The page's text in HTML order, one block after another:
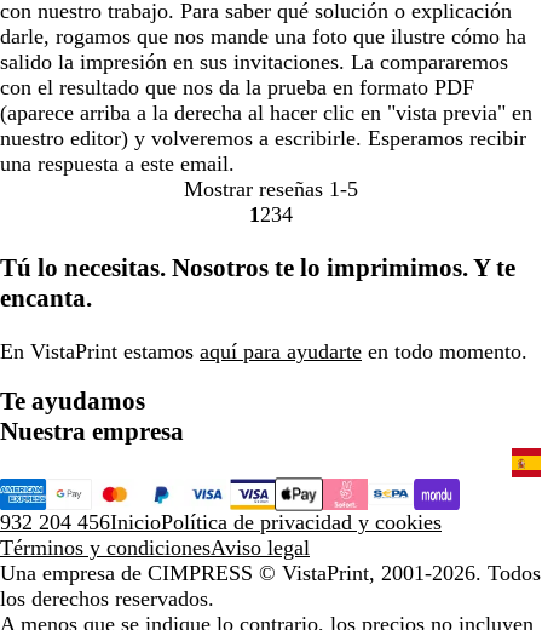
con nuestro trabajo. Para saber qué solución o explicación
darle, rogamos que nos mande una foto que ilustre cómo ha
salido la impresión en sus invitaciones. La compararemos
con el resultado que nos da la prueba en formato PDF
(aparece arriba a la derecha al hacer clic en "vista previa" en
nuestro editor) y volveremos a escribirle. Esperamos recibir
una respuesta a este email.
Mostrar reseñas 1-5
Ir
la
1 Ir
la
2 Ir
la
3Ir
la
4
Tú lo necesitas. Nosotros te lo imprimimos. Y te
encanta.
En VistaPrint estamos aquí para ayudarte en todo momento.
Te ayudamos
Nuestra empresa
932 204 456InicioPolítica de privacidad y cookies
Términos y condicionesAviso legal
Una empresa de CIMPRESS © VistaPrint, 2001-2026. Todos
los derechos reservados.
A menos que se indique lo contrario, los precios no incluyen